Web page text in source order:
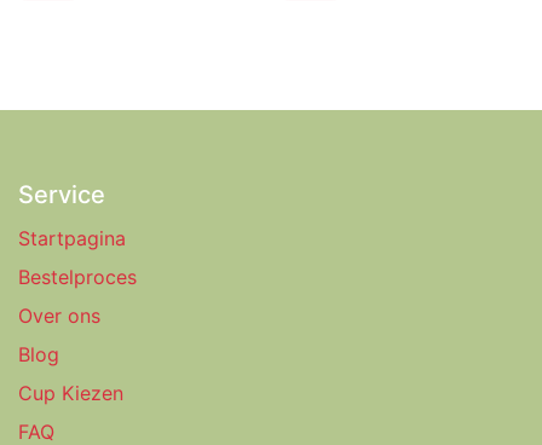
Service
Startpagina
Bestelproces
Over ons
Blog
Cup Kiezen
FAQ